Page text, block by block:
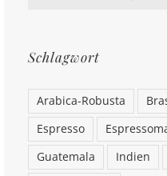
Schlagwort
Arabica-Robusta
Espresso
Guatemala
Indien